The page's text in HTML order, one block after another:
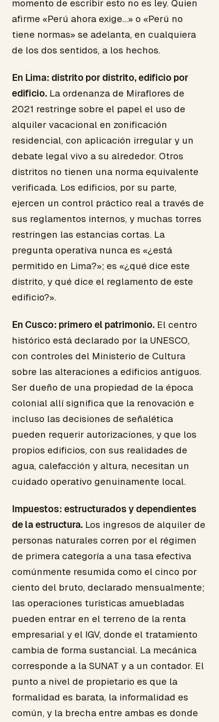
momento de escribir esto no es ley. Quien
afirme «Perú ahora exige…» o «Perú no
tiene normas» se adelanta, en cualquiera
de los dos sentidos, a los hechos.
En Lima: distrito por distrito, edificio por
edificio. La ordenanza de Miraflores de
2021 restringe sobre el papel el uso de
alquiler vacacional en zonificación
residencial, con aplicación irregular y un
debate legal vivo a su alrededor. Otros
distritos no tienen una norma equivalente
verificada. Los edificios, por su parte,
ejercen un control práctico real a través de
sus reglamentos internos, y muchas torres
restringen las estancias cortas. La
pregunta operativa nunca es «¿está
permitido en Lima?»; es «¿qué dice este
distrito, y qué dice el reglamento de este
edificio?».
En Cusco: primero el patrimonio. El centro
histórico está declarado por la UNESCO,
con controles del Ministerio de Cultura
sobre las alteraciones a edificios antiguos.
Ser dueño de una propiedad de la época
colonial allí significa que la renovación e
incluso las decisiones de señalética
pueden requerir autorizaciones, y que los
propios edificios, con sus realidades de
agua, calefacción y altura, necesitan un
cuidado operativo genuinamente local.
Impuestos: estructurados y dependientes
de la estructura. Los ingresos de alquiler de
personas naturales corren por el régimen
de primera categoría a una tasa efectiva
comúnmente resumida como el cinco por
ciento del bruto, declarado mensualmente;
las operaciones turísticas amuebladas
pueden entrar en el terreno de la renta
empresarial y el IGV, donde el tratamiento
cambia de forma sustancial. La mecánica
corresponde a la SUNAT y a un contador. El
punto a nivel de propietario es que la
formalidad es barata, la informalidad es
común, y la brecha entre ambas es donde